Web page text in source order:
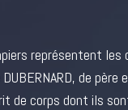
représentent les
de
de corps dont ils